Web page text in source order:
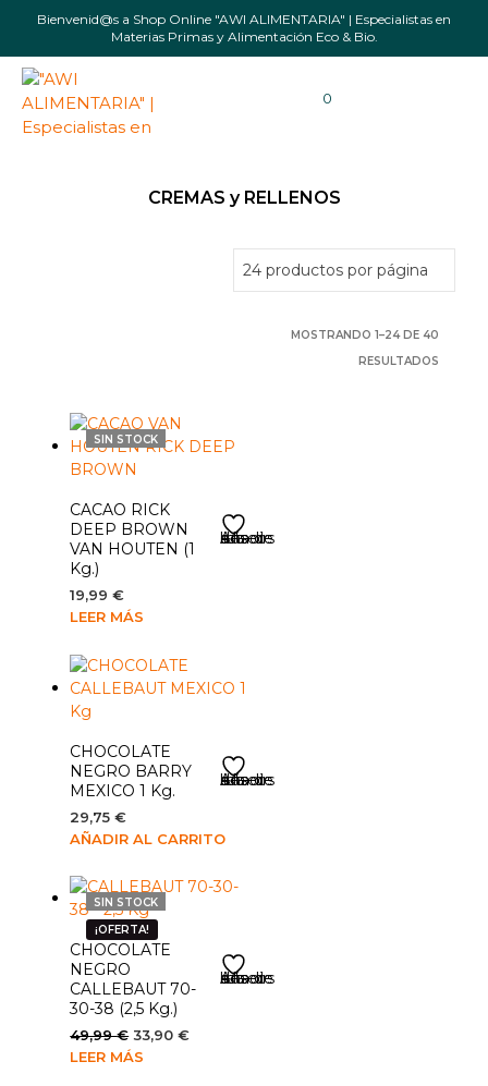
Bienvenid@s a Shop Online "AWI ALIMENTARIA" | Especialistas en
Materias Primas y Alimentación Eco & Bio.
0
CREMAS y RELLENOS
MOSTRANDO 1–24 DE 40
RESULTADOS
SIN STOCK
Añadir a la lista de deseos
CACAO RICK
DEEP BROWN
VAN HOUTEN (1
Kg.)
19,99€
LEER MÁS
Añadir a la lista de deseos
CHOCOLATE
NEGRO BARRY
MEXICO 1 Kg.
29,75€
AÑADIR AL CARRITO
SIN STOCK
¡OFERTA!
Añadir a la lista de deseos
CHOCOLATE
NEGRO
CALLEBAUT 70-
30-38 (2,5 Kg.)
49,99€ El
precio
33,90€El
LEER MÁS